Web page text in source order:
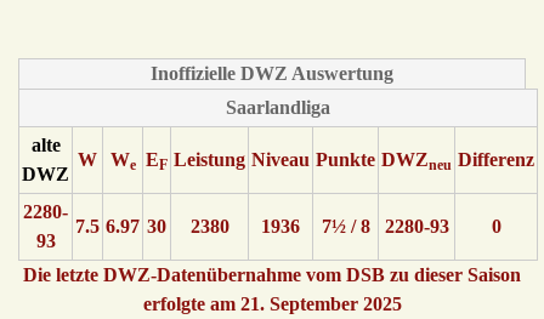
Inoffizielle DWZ Auswertung
Saarlandliga
alte
DWZ
W We EF Leistung Niveau Punkte DWZneu Differenz
2280-
93
7.5 6.97 30 2380 1936 7½ / 8 2280-93 0
Die letzte DWZ-Datenübernahme vom DSB zu dieser Saison
erfolgte am 21. September 2025